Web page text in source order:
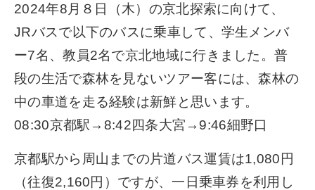
2024年8月８日（木）の京北探索に向けて、
JRバスで以下のバスに乗車して、学生メンバ
ー7名、教員2名で京北地域に行きました。 普
段の生活で森林を見ないツアー客には、森林の
中の車道を走る経験は新鮮と思います。
08:30京都駅→8:42四条大宮→9:46細野口
京都駅から周山までの片道バス運賃は1,080円
（往復2,160円）ですが、一日乗車券を利用し